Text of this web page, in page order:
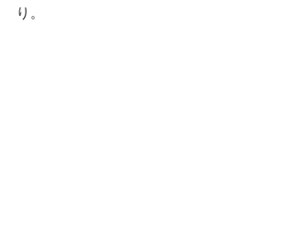
り。